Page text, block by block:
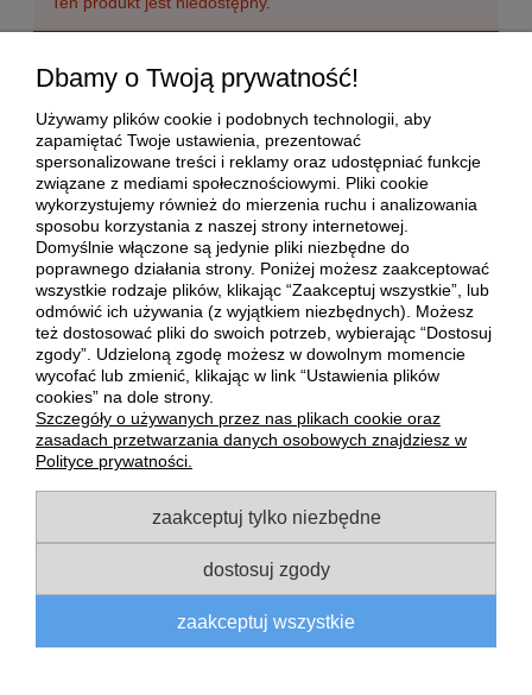
POMOC
MOJE KONTO
PŁATNOŚCI I DOSTAWA
INFORMACJE
O NAS
pokaż pełną wersję strony
Sklep internetowy Shoper Premium
Dbamy o Twoją prywatność!
Używamy plików cookie i podobnych technologii, aby
zapamiętać Twoje ustawienia, prezentować
spersonalizowane treści i reklamy oraz udostępniać funkcje
związane z mediami społecznościowymi. Pliki cookie
wykorzystujemy również do mierzenia ruchu i analizowania
sposobu korzystania z naszej strony internetowej.
Domyślnie włączone są jedynie pliki niezbędne do
poprawnego działania strony. Poniżej możesz zaakceptować
wszystkie rodzaje plików, klikając “Zaakceptuj wszystkie”, lub
odmówić ich używania (z wyjątkiem niezbędnych). Możesz
też dostosować pliki do swoich potrzeb, wybierając “Dostosuj
zgody”. Udzieloną zgodę możesz w dowolnym momencie
wycofać lub zmienić, klikając w link “Ustawienia plików
cookies” na dole strony.
Szczegóły o używanych przez nas plikach cookie oraz
zasadach przetwarzania danych osobowych znajdziesz w
Polityce prywatności.
zaakceptuj tylko niezbędne
dostosuj zgody
zaakceptuj wszystkie